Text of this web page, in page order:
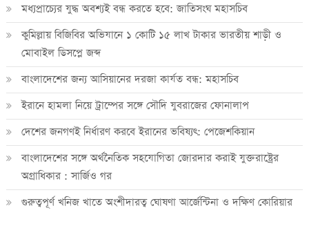
মধ্যপ্রাচ্যের যুদ্ধ অবশ্যই বন্ধ করতে হবে: জাতিসংঘ মহাসচিব
কুমিল্লায় বিজিবির অভিযানে ১ কোটি ১৫ লাখ টাকার ভারতীয় শাড়ী ও
মোবাইল ডিসপ্লে জব্দ
বাংলাদেশের জন্য আসিয়ানের দরজা কার্যত বন্ধ: মহাসচিব
ইরানে হামলা নিয়ে ট্রাম্পের সঙ্গে সৌদি যুবরাজের ফোনালাপ
দেশের জনগণই নির্ধারণ করবে ইরানের ভবিষ্যৎ: পেজেশকিয়ান
বাংলাদেশের সঙ্গে অর্থনৈতিক সহযোগিতা জোরদার করাই যুক্তরাষ্ট্রের
অগ্রাধিকার : সার্জিও গর
গুরুত্বপূর্ণ খনিজ খাতে অংশীদারত্ব ঘোষণা আর্জেন্টিনা ও দক্ষিণ কোরিয়ার